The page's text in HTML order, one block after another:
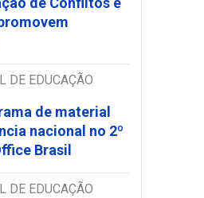
DE EDUCAÇÃO
de material
nacional no 2º
Brasil
DE EDUCAÇÃO